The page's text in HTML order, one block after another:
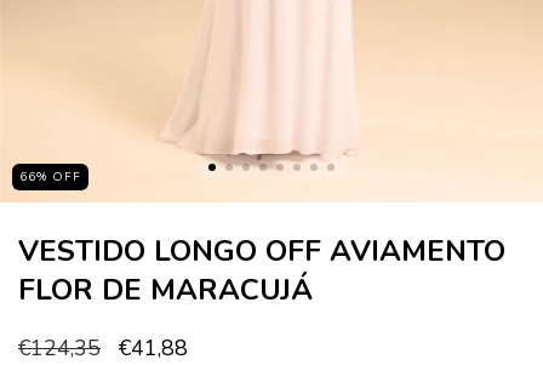
66% OFF
VESTIDO LONGO OFF AVIAMENTO
FLOR DE MARACUJÁ
€124,35 €41,88